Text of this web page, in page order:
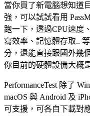
當你買了新電腦想知道
強，可以試試看用
跑一下，透過CPU速度
寫效率、記憶體存取..
分，還能直接跟國外幾
你目前的硬體設備大概
PerformanceTest 除了
macOS 與 Android 及
可支援，可各自下載對